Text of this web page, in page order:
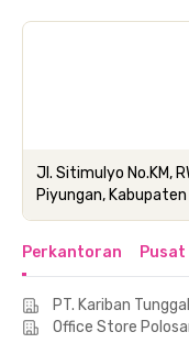
Jl. Sitimulyo No.KM,
Piyungan,
Perkantoran
PT. Kariban
Office Store